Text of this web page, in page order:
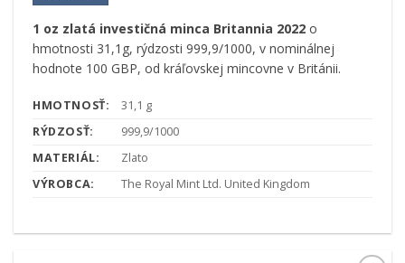
1 oz zlatá investičná minca Britannia 2022o
hmotnosti 31,1g, rýdzosti 999,9/1000, v nominálnej
hodnote 100 GBP, od kráľovskej mincovne v Británii.
HMOTNOSŤ:
31,1 g
RÝDZOSŤ:
999,9/1000
MATERIÁL:
Zlato
VÝROBCA:
The Royal Mint Ltd. United Kingdom